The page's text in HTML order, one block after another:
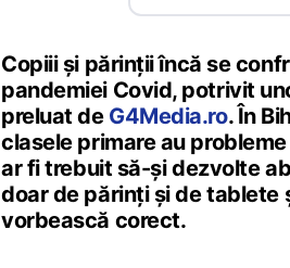
Copiii și părinții încă se
pandemiei Covid, potrivit
preluat de G4Media.ro. În
clasele primare au
ar fi trebuit să-și dezvolte
doar de părinți și de tablete
vorbească corect.